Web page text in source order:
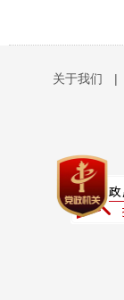
关于我们 |